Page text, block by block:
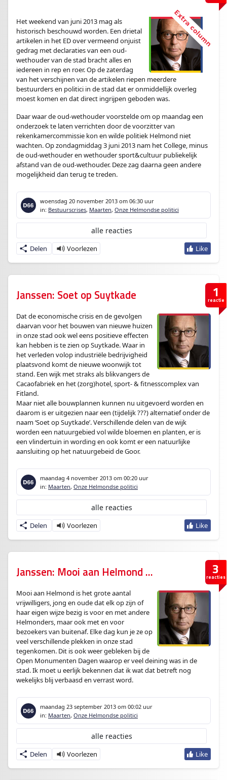
Het weekend van juni 2013 mag als
historisch beschouwd worden. Een drietal
artikelen in het ED over vermeend onjuist
gedrag met declaraties van een oud-
wethouder van de stad bracht alles en
iedereen in rep en roer. Op de zaterdag
van het verschijnen van de artikelen riepen meerdere
bestuurders en politici in de stad dat er onmiddellijk overleg
moest komen en dat direct ingrijpen geboden was.
Daar waar de oud-wethouder voorstelde om op maandag een
onderzoek te laten verrichten door de voorzitter van
rekenkamercommissie kon en wilde politiek Helmond niet
wachten. Op zondagmiddag 3 juni 2013 nam het College, minus
de oud-wethouder en wethouder sport&cultuur publiekelijk
afstand van de oud-wethouder. Deze zag daarna geen andere
mogelijkheid dan terug te treden.
woensdag 20 november 2013 om 06:30 uur
in: Bestuurscrises, Maarten, Onze Helmondse politici
Delen
alle reacties
1
reactie
Janssen: Soet op Suytkade
Dat de economische crisis en de gevolgen
daarvan voor het bouwen van nieuwe huizen
in onze stad ook wel eens positieve effecten
kan hebben is te zien op Suytkade. Waar in
het verleden volop industriële bedrijvigheid
plaatsvond komt de nieuwe woonwijk tot
stand. Een wijk met straks als blikvangers de
Cacaofabriek en het (zorg)hotel, sport- & fitnesscomplex van
Fitland.
Maar niet alle bouwplannen kunnen nu uitgevoerd worden en
daarom is er uitgezien naar een (tijdelijk ???) alternatief onder de
naam ‘Soet op Suytkade’. Verschillende delen van de wijk
worden een natuurgebied vol wilde bloemen en planten, er is
een vlindertuin in wording en ook komt er een natuurlijke
aansluiting op het natuurgebeid de Goor.
maandag 4 november 2013 om 00:20 uur
in: Maarten, Onze Helmondse politici
Delen
alle reacties
3
reacties
Janssen: Mooi aan Helmond …
Mooi aan Helmond is het grote aantal
vrijwilligers, jong en oude dat elk op zijn of
haar eigen wijze bezig is voor en met andere
Helmonders, maar ook met en voor
bezoekers van buitenaf. Elke dag kun je ze op
veel verschillende plekken in onze stad
tegenkomen. Dit is ook weer gebleken bij de
Open Monumenten Dagen waarop er veel deining was in de
stad. Ik moet u eerlijk bekennen dat ik wat dat betreft nog
wekelijks blij verbaasd en verrast word.
maandag 23 september 2013 om 00:02 uur
in: Maarten, Onze Helmondse politici
Delen
alle reacties